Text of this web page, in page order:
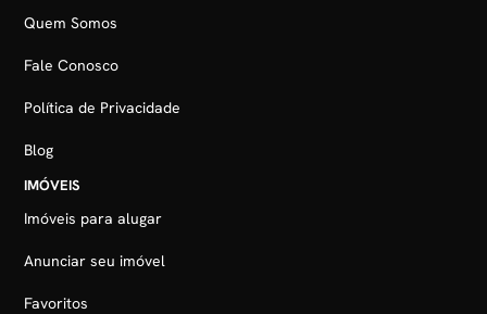
Quem Somos
Fale Conosco
Política de Privacidade
Blog
IMÓVEIS
Imóveis para alugar
Anunciar seu imóvel
Favoritos